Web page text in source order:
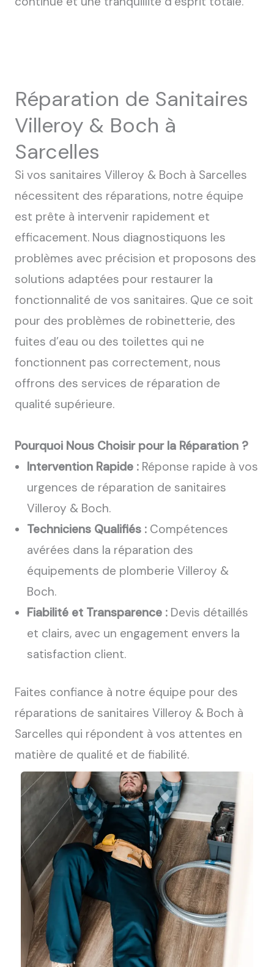
Réparation de Sanitaires
Villeroy & Boch à
Sarcelles
Si vos sanitaires Villeroy & Boch à Sarcelles
nécessitent des réparations, notre équipe
est prête à intervenir rapidement et
efficacement. Nous diagnostiquons les
problèmes avec précision et proposons des
solutions adaptées pour restaurer la
fonctionnalité de vos sanitaires. Que ce soit
pour des problèmes de robinetterie, des
fuites d’eau ou des toilettes qui ne
fonctionnent pas correctement, nous
offrons des services de réparation de
qualité supérieure.
Pourquoi Nous Choisir pour la Réparation ?
Intervention Rapide : Réponse rapide à vos
urgences de réparation de sanitaires
Villeroy & Boch.
Techniciens Qualifiés : Compétences
avérées dans la réparation des
équipements de plomberie Villeroy &
Boch.
Fiabilité et Transparence : Devis détaillés
et clairs, avec un engagement envers la
satisfaction client.
Faites confiance à notre équipe pour des
réparations de sanitaires Villeroy & Boch à
Sarcelles qui répondent à vos attentes en
matière de qualité et de fiabilité.